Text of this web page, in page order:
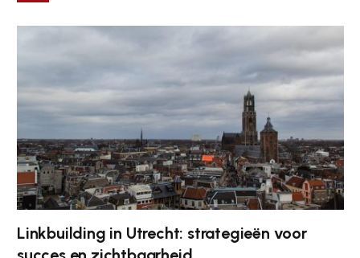
Linkbuilding in Utrecht: strategieën voor